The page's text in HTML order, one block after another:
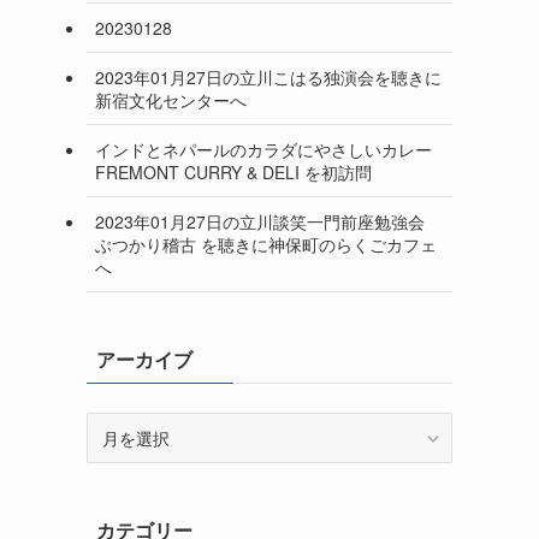
20230128
2023年01月27日の立川こはる独演会を聴きに
新宿文化センターへ
インドとネパールのカラダにやさしいカレー
FREMONT CURRY & DELI を初訪問
2023年01月27日の立川談笑一門前座勉強会
ぶつかり稽古 を聴きに神保町のらくごカフェ
へ
アーカイブ
ブカテゴリー